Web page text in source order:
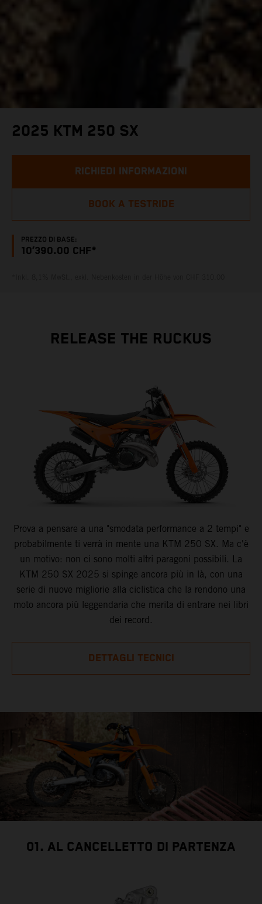
2025 KTM 250 SX
PREZZO DI BASE:
10’390.00 CHF*
RICHIEDI INFORMAZIONI
BOOK A TESTRIDE
RELEASE THE RUCKUS
Prova a pensare a una "smodata performance a 2 tempi" e
probabilmente ti verrà in mente una KTM 250 SX. Ma c'è
un motivo: non ci sono molti altri paragoni possibili. La
KTM 250 SX 2025 si spinge ancora più in là, con una
serie di nuove migliorie alla ciclistica che la rendono una
moto ancora più leggendaria che merita di entrare nei libri
dei record.
DETTAGLI TECNICI
01. AL CANCELLETTO DI PARTENZA